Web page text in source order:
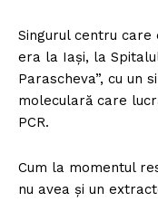
Singurul centru
era la Iași, la
Parascheva”, cu un
moleculară care
PCR.
Cum la momentul
nu avea și un